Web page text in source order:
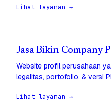
Lihat layanan →
Jasa Bikin Company
Website profil perusahaan
legalitas, portofolio, & versi
Lihat layanan →